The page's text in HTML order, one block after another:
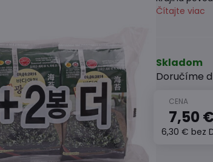
Čítajte viac
Skladom
Doručíme
7,50
6,30 € bez